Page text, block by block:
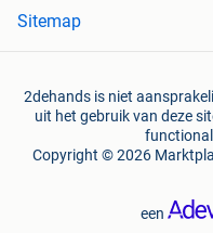
Sitemap
2dehands is niet
uit het gebruik van deze
Copyright © 2026
een